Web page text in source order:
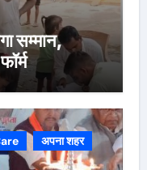
सम्मान,
अपना शहर